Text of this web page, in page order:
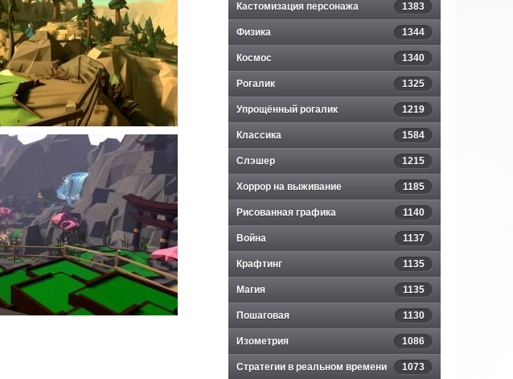
Кастомизация персонажа 1383
Физика 1344
Космос 1340
Рогалик 1325
Упрощённый рогалик 1219
Классика 1584
Слэшер 1215
Хоррор на выживание 1185
Рисованная графика 1140
Война 1137
Крафтинг 1135
Магия 1135
Пошаговая 1130
Изометрия 1086
Стратегии в реальном времени 1073